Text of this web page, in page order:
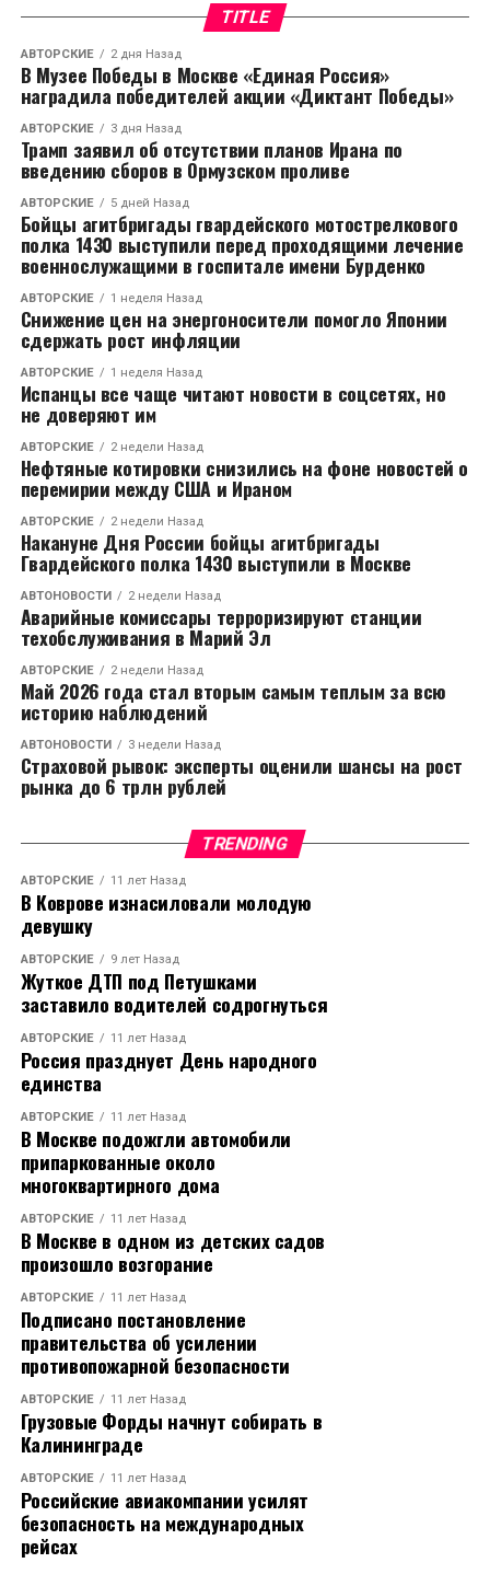
TITLE
АВТОРСКИЕ 2 дня Назад
В Музее Победы в Москве «Единая Россия»
наградила победителей акции «Диктант Победы»
АВТОРСКИЕ 3 дня Назад
Трамп заявил об отсутствии планов Ирана по
введению сборов в Ормузском проливе
АВТОРСКИЕ 5 дней Назад
Бойцы агитбригады гвардейского мотострелкового
полка 1430 выступили перед проходящими лечение
военнослужащими в госпитале имени Бурденко
АВТОРСКИЕ 1 неделя Назад
Снижение цен на энергоносители помогло Японии
сдержать рост инфляции
АВТОРСКИЕ 1 неделя Назад
Испанцы все чаще читают новости в соцсетях, но
не доверяют им
АВТОРСКИЕ 2 недели Назад
Нефтяные котировки снизились на фоне новостей о
перемирии между США и Ираном
АВТОРСКИЕ 2 недели Назад
Накануне Дня России бойцы агитбригады
Гвардейского полка 1430 выступили в Москве
АВТОНОВОСТИ 2 недели Назад
Аварийные комиссары терроризируют станции
техобслуживания в Марий Эл
АВТОРСКИЕ 2 недели Назад
Май 2026 года стал вторым самым теплым за всю
историю наблюдений
АВТОНОВОСТИ 3 недели Назад
Страховой рывок: эксперты оценили шансы на рост
рынка до 6 трлн рублей
TRENDING
АВТОРСКИЕ 11 лет Назад
В Коврове изнасиловали молодую
девушку
АВТОРСКИЕ 9 лет Назад
Жуткое ДТП под Петушками
заставило водителей содрогнуться
АВТОРСКИЕ 11 лет Назад
Россия празднует День народного
единства
АВТОРСКИЕ 11 лет Назад
В Москве подожгли автомобили
припаркованные около
многоквартирного дома
АВТОРСКИЕ 11 лет Назад
В Москве в одном из детских садов
произошло возгорание
АВТОРСКИЕ 11 лет Назад
Подписано постановление
правительства об усилении
противопожарной безопасности
АВТОРСКИЕ 11 лет Назад
Грузовые Форды начнут собирать в
Калининграде
АВТОРСКИЕ 11 лет Назад
Российские авиакомпании усилят
безопасность на международных
рейсах